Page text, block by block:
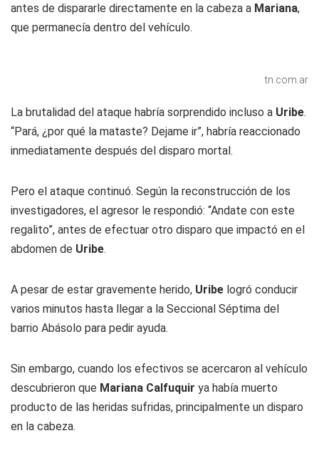
antes de dispararle directamente en la cabeza a Mariana,
que permanecía dentro del vehículo.
tn.com.ar
La brutalidad del ataque habría sorprendido incluso a Uribe.
“Pará, ¿por qué la mataste? Dejame ir”, habría reaccionado
inmediatamente después del disparo mortal.
Pero el ataque continuó. Según la reconstrucción de los
investigadores, el agresor le respondió: “Andate con este
regalito”, antes de efectuar otro disparo que impactó en el
abdomen de Uribe.
A pesar de estar gravemente herido, Uribe logró conducir
varios minutos hasta llegar a la Seccional Séptima del
barrio Abásolo para pedir ayuda.
Sin embargo, cuando los efectivos se acercaron al vehículo
descubrieron que Mariana Calfuquir ya había muerto
producto de las heridas sufridas, principalmente un disparo
en la cabeza.